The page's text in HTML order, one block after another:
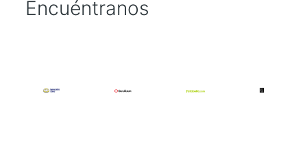
Encuéntranos